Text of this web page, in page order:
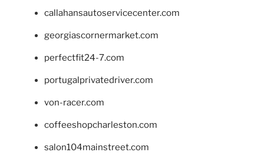
callahansautoservicecenter.com
georgiascornermarket.com
perfectfit24-7.com
portugalprivatedriver.com
von-racer.com
coffeeshopcharleston.com
salon104mainstreet.com